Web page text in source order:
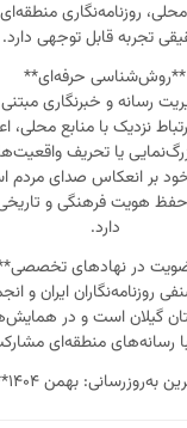
روزنامه‌نگاری
تجربه قابل توجهی دارد.
**روش‌شناسی حرفه‌ای**
رسانه و خبرنگاری
نزدیک با منابع محلی،
یا تحریف
بر انعکاس صدای مردم
هویت فرهنگی و تاریخی
دارد.
در نهادهای
ایران و
گیلان است و در
رسانه‌های منطقه‌ای
به‌روزرسانی: بهمن ۱۴۰۴**